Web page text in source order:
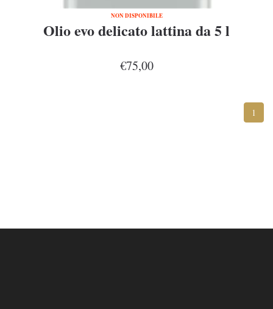
NON DISPONIBILE
Olio evo delicato lattina da 5 l
€75,00
1